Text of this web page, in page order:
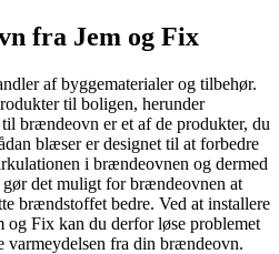
fra Jem og Fix
af byggematerialer og tilbehør.
til boligen, herunder
brændeovn er et af de produkter, du
blæser er designet til at forbedre
i brændeovnen og dermed
det muligt for brændeovnen at
brændstoffet bedre. Ved at installere
Fix kan du derfor løse problemet
varmeydelsen fra din brændeovn.